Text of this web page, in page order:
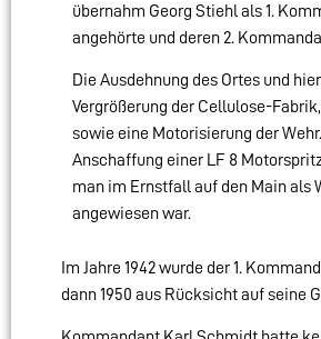
übernahm Georg Stiehl als 1.
angehörte und deren 2.
Die Ausdehnung des Ortes und
Vergrößerung der Cellulose-
sowie eine Motorisierung der
Anschaffung einer LF 8
man im Ernstfall auf den Main als
angewiesen war.
Im Jahre 1942 wurde der 1.
dann 1950 aus Rücksicht auf seine